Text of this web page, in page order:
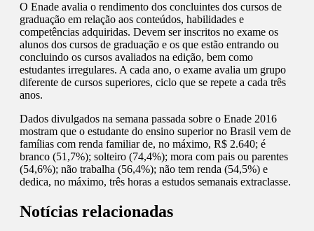
O Enade avalia o rendimento dos concluintes dos cursos de
graduação em relação aos conteúdos, habilidades e
competências adquiridas. Devem ser inscritos no exame os
alunos dos cursos de graduação e os que estão entrando ou
concluindo os cursos avaliados na edição, bem como
estudantes irregulares. A cada ano, o exame avalia um grupo
diferente de cursos superiores, ciclo que se repete a cada três
anos.
Dados divulgados na semana passada sobre o Enade 2016
mostram que o estudante do ensino superior no Brasil vem de
famílias com renda familiar de, no máximo, R$ 2.640; é
branco (51,7%); solteiro (74,4%); mora com pais ou parentes
(54,6%); não trabalha (56,4%); não tem renda (54,5%) e
dedica, no máximo, três horas a estudos semanais extraclasse.
Notícias relacionadas